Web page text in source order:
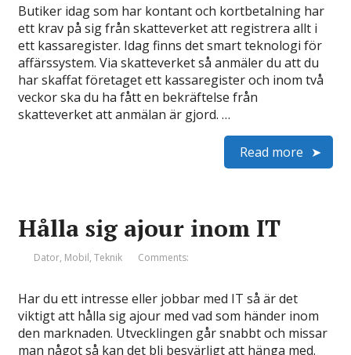
Butiker idag som har kontant och kortbetalning har
ett krav på sig från skatteverket att registrera allt i
ett kassaregister. Idag finns det smart teknologi för
affärssystem. Via skatteverket så anmäler du att du
har skaffat företaget ett kassaregister och inom två
veckor ska du ha fått en bekräftelse från
skatteverket att anmälan är gjord. …
Read more
Hålla sig ajour inom IT
Dator, Mobil,Teknik Comments:
Har du ett intresse eller jobbar med IT så är det
viktigt att hålla sig ajour med vad som händer inom
den marknaden. Utvecklingen går snabbt och missar
man något så kan det bli besvärligt att hänga med.